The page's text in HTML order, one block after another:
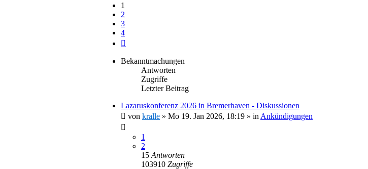
1
2
3
4
Bekanntmachungen
Antworten
Zugriffe
Letzter Beitrag
Lazaruskonferenz 2026 in Bremerhaven - Diskussionen
von kralle » Mo 19. Jan 2026, 18:19 » in Ankündigungen
1
2
15 Antworten
103910 Zugriffe